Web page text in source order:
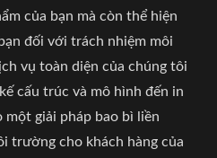
của bạn mà còn thể hiện
đối với trách nhiệm môi
vụ toàn diện của chúng tôi
cấu trúc và mô hình đến in
một giải pháp bao bì liền
trường cho khách hàng của